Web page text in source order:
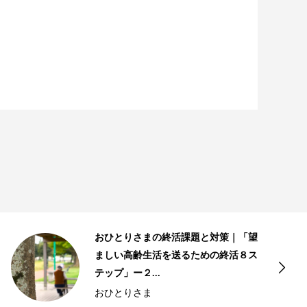
おひとりさまの終活課題と対策｜「望
ましい高齢生活を送るための終活８ス
テップ」ー２...
おひとりさま